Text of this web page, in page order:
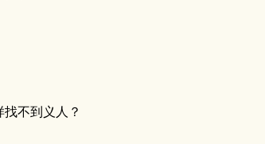
不到义人？